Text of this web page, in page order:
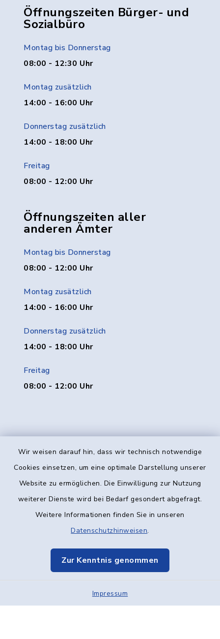
Wir weisen darauf hin, dass wir technisch notwendige
Cookies einsetzen, um eine optimale Darstellung unserer
Website zu ermöglichen. Die Einwilligung zur Nutzung
weiterer Dienste wird bei Bedarf gesondert abgefragt.
Weitere Informationen finden Sie in unseren
Datenschutzhinweisen.
Zur Kenntnis genommen
Impressum
Öffnungszeiten Bürger- und
Sozialbüro
Montag bis Donnerstag
08:00 - 12:30 Uhr
Montag zusätzlich
14:00 - 16:00 Uhr
Donnerstag zusätzlich
14:00 - 18:00 Uhr
Freitag
08:00 - 12:00 Uhr
Öffnungszeiten aller
anderen Ämter
Montag bis Donnerstag
08:00 - 12:00 Uhr
Montag zusätzlich
14:00 - 16:00 Uhr
Donnerstag zusätzlich
14:00 - 18:00 Uhr
Freitag
08:00 - 12:00 Uhr
Kontakt
Datenschutz
Elektronische Kommunikation
Sitemap